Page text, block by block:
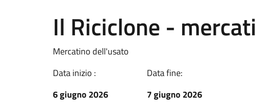
Il Riciclone -
Mercatino dell'usato
Data inizio :
6 giugno 2026
Data fine:
7 giugno 2026